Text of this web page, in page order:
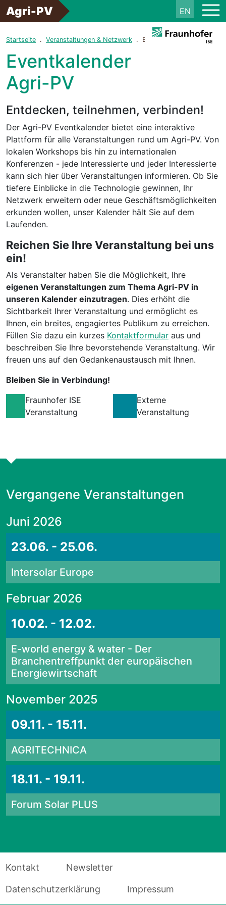
Agri-PV EN
Startseite Veranstaltungen & Netzwerk Eventkalender Agri-PV
Eventkalender
Agri-PV
Entdecken, teilnehmen, verbinden!
Der Agri-PV Eventkalender bietet eine interaktive
Plattform für alle Veranstaltungen rund um Agri-PV. Von
lokalen Workshops bis hin zu internationalen
Konferenzen - jede Interessierte und jeder Interessierte
kann sich hier über Veranstaltungen informieren. Ob Sie
tiefere Einblicke in die Technologie gewinnen, Ihr
Netzwerk erweitern oder neue Geschäftsmöglichkeiten
erkunden wollen, unser Kalender hält Sie auf dem
Laufenden.
Reichen Sie Ihre Veranstaltung bei uns
ein!
Als Veranstalter haben Sie die Möglichkeit, Ihre
eigenen Veranstaltungen zum Thema Agri-PV in
unseren Kalender einzutragen. Dies erhöht die
Sichtbarkeit Ihrer Veranstaltung und ermöglicht es
Ihnen, ein breites, engagiertes Publikum zu erreichen.
Füllen Sie dazu ein kurzes Kontaktformular aus und
beschreiben Sie Ihre bevorstehende Veranstaltung. Wir
freuen uns auf den Gedankenaustausch mit Ihnen.
Bleiben Sie in Verbindung!
Fraunhofer ISE
Veranstaltung
Externe
Veranstaltung
Vergangene Veranstaltungen
Juni 2026
23.06. - 25.06.
Intersolar Europe
Februar 2026
10.02. - 12.02.
E-world energy & water - Der
Branchentreffpunkt der europäischen
Energiewirtschaft
November 2025
09.11. - 15.11.
AGRITECHNICA
18.11. - 19.11.
Forum Solar PLUS
Kontakt Newsletter
Datenschutzerklärung Impressum